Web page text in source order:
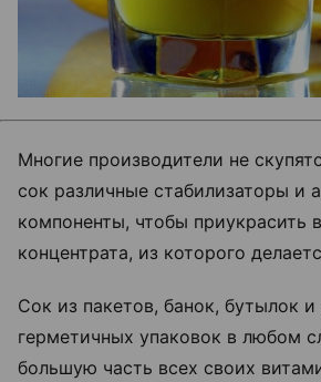
Многие производители не
сок различные стабилизаторы и
компоненты, чтобы приукрасить
концентрата, из которого
Сок из пакетов, банок, бутылок
герметичных упаковок в любом
большую часть всех своих